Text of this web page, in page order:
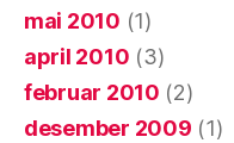
mai 2010 (1)
april 2010 (3)
februar 2010 (2)
desember 2009 (1)